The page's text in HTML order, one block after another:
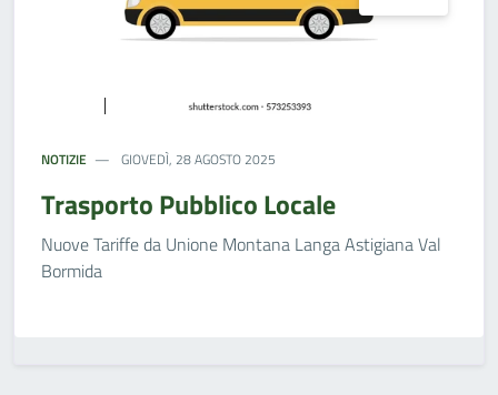
NOTIZIE GIOVEDÌ, 28 AGOSTO 2025
Trasporto Pubblico Locale
Nuove Tariffe da Unione Montana Langa Astigiana Val
Bormida